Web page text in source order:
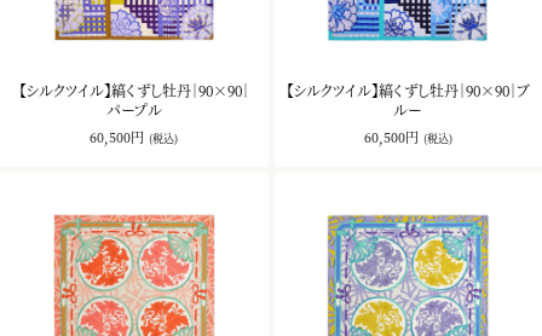
【シルクツイル】縞くずし牡丹｜90×90｜
パープル
60,500円 (税込)
【シルクツイル】縞くずし牡丹｜90×90｜ブ
ルー
60,500円 (税込)